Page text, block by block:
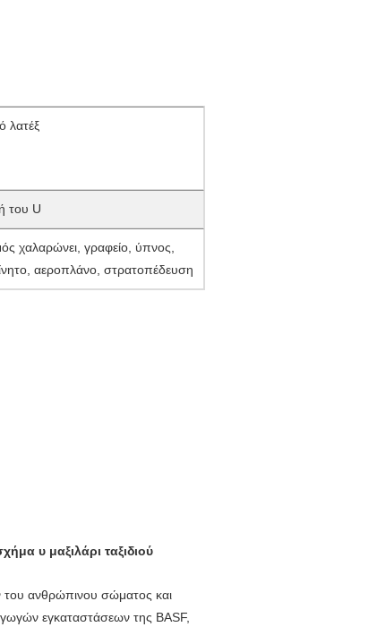
λατέξ
του U
χαλαρώνει, γραφείο, ύπνος,
αεροπλάνο, στρατοπέδευση
υ μαξιλάρι ταξιδιού
του ανθρώπινου σώματος και
εγκαταστάσεων της BASF,